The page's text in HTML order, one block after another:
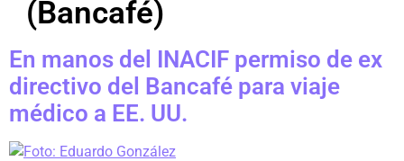
(Bancafé)
En manos del INACIF permiso de ex
directivo del Bancafé para viaje
médico a EE. UU.